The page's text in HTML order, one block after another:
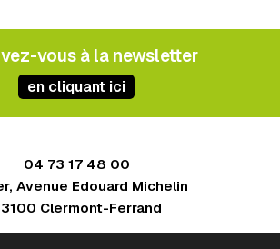
vous à la newsletter
en cliquant ici
04 73 17 48 00
Avenue Edouard Michelin
Clermont-Ferrand